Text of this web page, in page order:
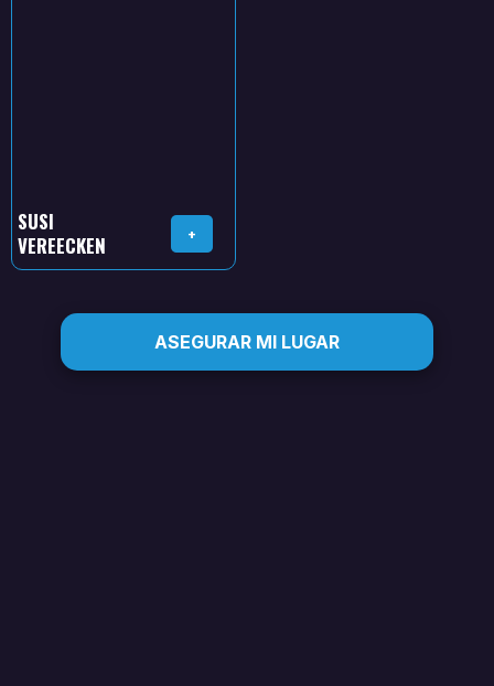
SUSI
VEREECKEN
+
ASEGURAR MI LUGAR